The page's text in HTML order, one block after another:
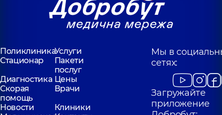
ПоликлиникаУслуги
Стационар
Пакети
послуг
Диагностика Цены
Скорая
помощь
Врачи
Новости
Клиники
Мы в
сетях:
Загружайте
приложение